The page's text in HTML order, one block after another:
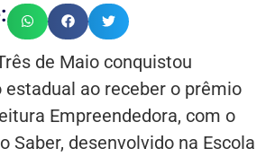
de Maio conquistou
ao receber o prêmio
Empreendedora, com o
Saber, desenvolvido na Escola